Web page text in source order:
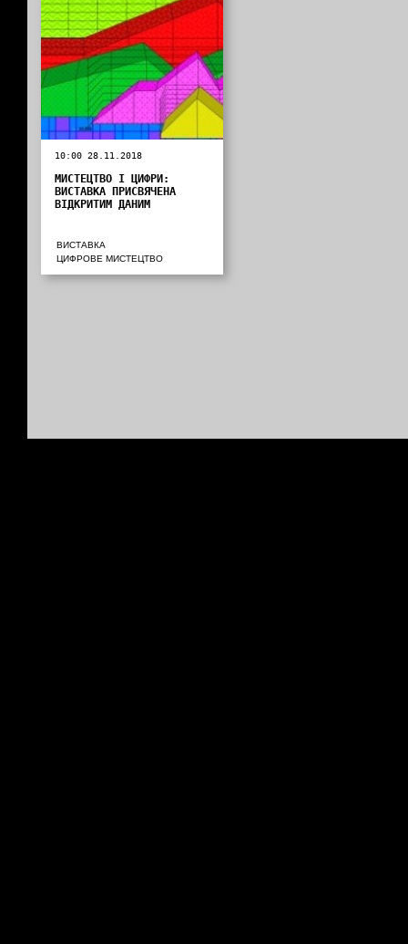
10:00 28.11.2018
МИСТЕЦТВО І ЦИФРИ:
ВИСТАВКА ПРИСВЯЧЕНА
ВІДКРИТИМ ДАНИМ
ВИСТАВКА
ЦИФРОВЕ МИСТЕЦТВО